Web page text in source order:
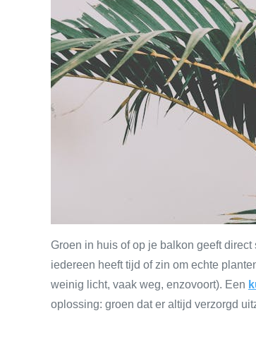
Groen in huis of op je balkon geeft
iedereen heeft tijd of zin om echte
weinig licht, vaak weg, enzovoort). Een
oplossing: groen dat er altijd verzorgd